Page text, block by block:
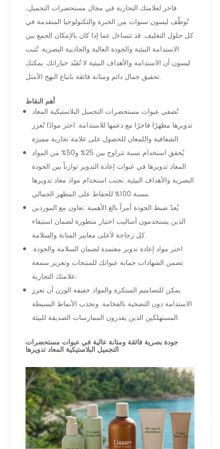
فاخر لعلامتك التجارية في مجال مستحضرات التجميل،
تُوظّف ليسون سنوات من الخبرة والتكنولوجيا المتقدمة في
كل حلول التغليف. قد تتساءل عما إذا كان بالإمكان الجمع بين
الاستدامة البيئية والجودة العالية والجاذبية البصرية. تُثبت
ليسون أن الاستدامة والأهداف البيئية لا تُقيّد خياراتك. يمكنك
تحقيق جمال دائم ومتانة فائقة باتباع النهج الأمثل.
أهم النقاط
تُضفي عبوات مستحضرات التجميل البلاستيكية المعاد
تدويرها مظهرًا فاخرًا مع دعمها للاستدامة. اختر موادًا تُعزز
الشفافية واللمعان للحصول على علامة تجارية مميزة.
يُحقق استخدام نسبة تتراوح بين 25% و50% من المواد
المعاد تدويرها في عبوات إعادة التدوير توازناً بين الجودة
البصرية والأهداف البيئية. تجنب استخدام مواد معاد تدويرها
بنسبة 100% للحفاظ على المظهر الجمالي.
يُعدّ ضبط الجودة أمراً بالغ الأهمية. تعاون مع الموردين
الذين يستخدمون أساليب اختبار متطورة لضمان استيفاء
كل زجاجة لأعلى معايير المتانة والسلامة.
اختر مواد إعادة تدوير معتمدة لضمان السلامة والجودة.
تضمن الشهادات حماية عبواتك للمنتجات وتعزيز سمعة
علامتك التجارية.
يمكن للتصاميم المبتكرة والمواد خفيفة الوزن أن تعزز
الاستدامة دون التضحية بالفخامة. وتجذب الأنماط البسيطة
المستهلكين الذين يقدرون الممارسات الصديقة للبيئة.
جودة بصرية فائقة ومتانة عالية في عبوات مستحضرات
التجميل البلاستيكية المعاد تدويرها